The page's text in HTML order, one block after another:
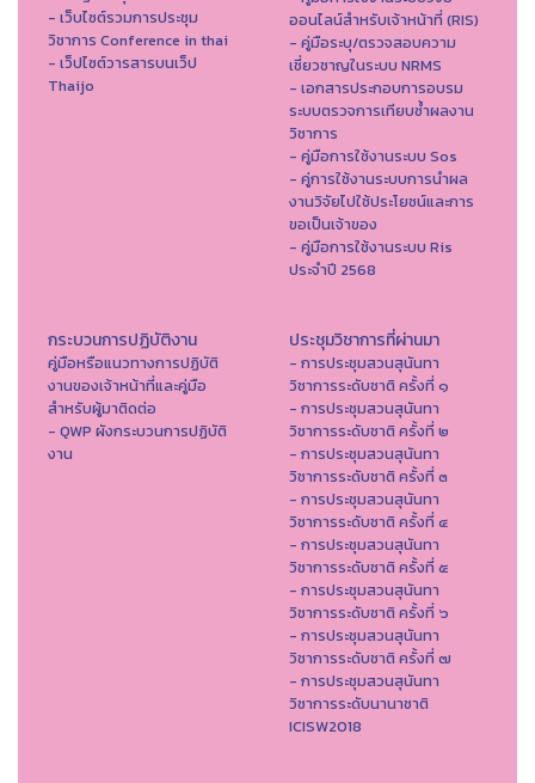
- เว็บไซต์รวมการประชุม
วิชาการ Conference in thai
- เว็ปไซต์วารสารบนเว็ป
Thaijo
ออนไลน์สำหรับเจ้าหน้าที่ (RIS)
- คู่มือระบุ/ตรวจสอบความ
เชี่ยวชาญในระบบ NRMS
- เอกสารประกอบการอบรม
ระบบตรวจการเทียบซ้ำผลงาน
วิชาการ
- คู่มือการใช้งานระบบ Sos
- คู่การใช้งานระบบการนำผล
งานวิจัยไปใช้ประโยชน์และการ
ขอเป็นเจ้าของ
- คู่มือการใช้งานระบบ Ris
ประจำปี 2568
กระบวนการปฏิบัติงาน
คู่มือหรือแนวทางการปฏิบัติ
งานของเจ้าหน้าที่และคู่มือ
สำหรับผู้มาติดต่อ
- QWP ผังกระบวนการปฏิบัติ
งาน
ประชุมวิชาการที่ผ่านมา
- การประชุมสวนสุนันทา
วิชาการระดับชาติ ครั้งที่ ๑
- การประชุมสวนสุนันทา
วิชาการระดับชาติ ครั้งที่ ๒
- การประชุมสวนสุนันทา
วิชาการระดับชาติ ครั้งที่ ๓
- การประชุมสวนสุนันทา
วิชาการระดับชาติ ครั้งที่ ๔
- การประชุมสวนสุนันทา
วิชาการระดับชาติ ครั้งที่ ๕
- การประชุมสวนสุนันทา
วิชาการระดับชาติ ครั้งที่ ๖
- การประชุมสวนสุนันทา
วิชาการระดับชาติ ครั้งที่ ๗
- การประชุมสวนสุนันทา
วิชาการระดับนานาชาติ
ICISW2018